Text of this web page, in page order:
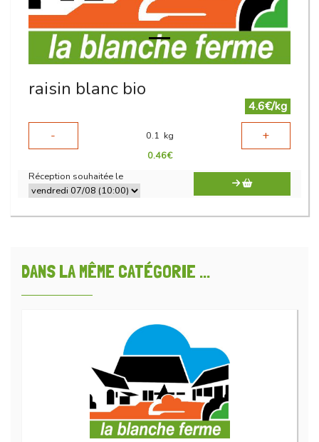
raisin blanc bio
4.6€/kg
-
0.1 kg +
0.46€
Réception souhaitée le
DANS LA MÊME CATÉGORIE ...